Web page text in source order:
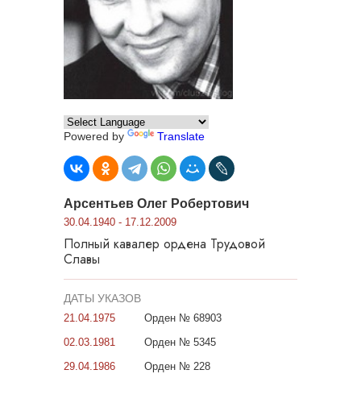
Powered by Translate
Арсентьев Олег Робертович
30.04.1940 - 17.12.2009
Полный кавалер ордена Трудовой
Славы
ДАТЫ УКАЗОВ
21.04.1975
Орден № 68903
02.03.1981
Орден № 5345
29.04.1986
Орден № 228